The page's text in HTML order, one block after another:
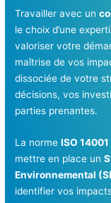
Travailler avec un
le choix d’une
valoriser votre
maîtrise de vos
dissociée de votre
décisions, vos
parties prenantes.
La normeISO
mettre en place un
Environnemental
identifier vos